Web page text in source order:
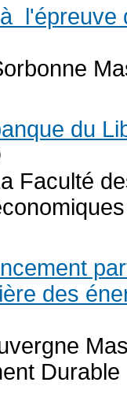
l'épreuve
du
Faculté
des
Durable